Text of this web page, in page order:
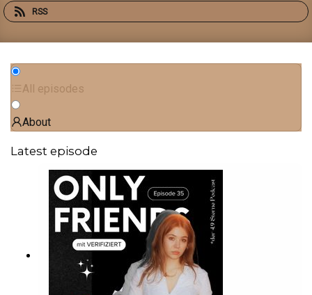
RSS
All episodes
About
Latest episode